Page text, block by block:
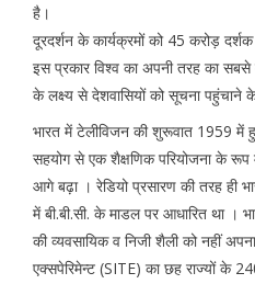
है।
दूरदर्शन के कार्यक्रमों को 45 करोड़
इस प्रकार विश्व का अपनी तरह का
के लक्ष्य से देशवासियों को सूचना पहुंचाने
भारत में टेलीविजन की शुरूवात 1959
सहयोग से एक शैक्षणिक परियोजना के रूप
आगे बढ़ा । रेडियो प्रसारण की तरह ही
में बी.बी.सी. के माडल पर आधारित था ।
की व्यवसायिक व निजी शैली को नहीं
एक्सपेरिमेन्ट (SITE) का छह राज्यों के